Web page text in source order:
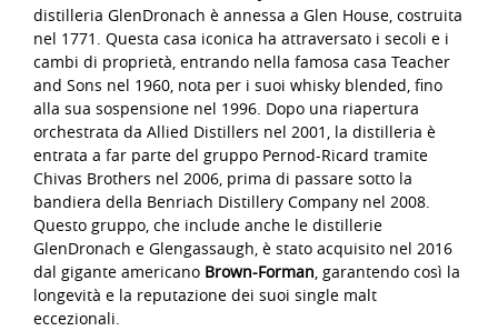
distilleria GlenDronach è annessa a Glen House, costruita
nel 1771. Questa casa iconica ha attraversato i secoli e i
cambi di proprietà, entrando nella famosa casa Teacher
and Sons nel 1960, nota per i suoi whisky blended, fino
alla sua sospensione nel 1996. Dopo una riapertura
orchestrata da Allied Distillers nel 2001, la distilleria è
entrata a far parte del gruppo Pernod-Ricard tramite
Chivas Brothers nel 2006, prima di passare sotto la
bandiera della Benriach Distillery Company nel 2008.
Questo gruppo, che include anche le distillerie
GlenDronach e Glengassaugh, è stato acquisito nel 2016
dal gigante americano Brown-Forman, garantendo così la
longevità e la reputazione dei suoi single malt
eccezionali.